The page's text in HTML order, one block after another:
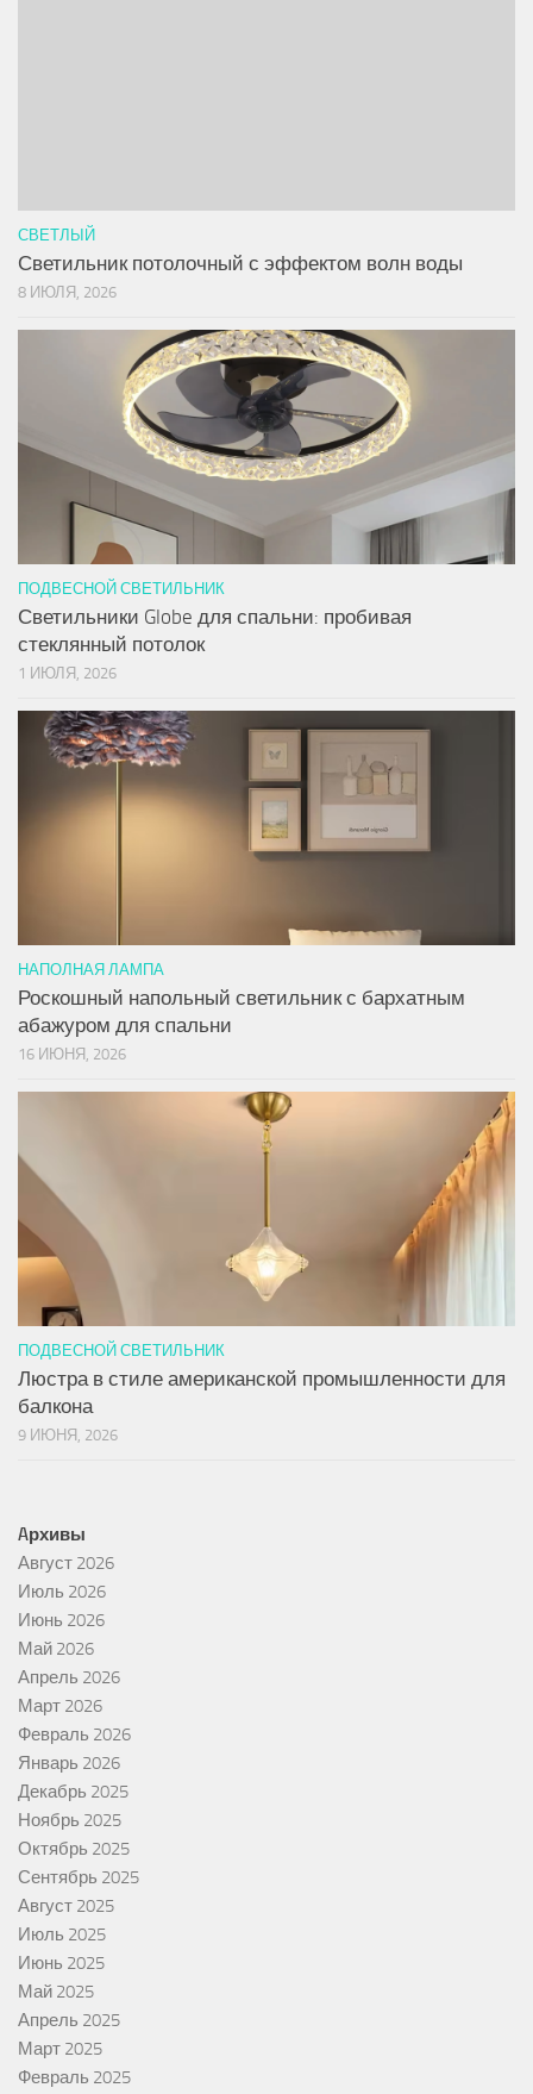
СВЕТЛЫЙ
Светильник потолочный с эффектом волн воды
8 ИЮЛЯ, 2026
ПОДВЕСНОЙ СВЕТИЛЬНИК
Светильники Globe для спальни: пробивая
стеклянный потолок
1 ИЮЛЯ, 2026
НАПОЛНАЯ ЛАМПА
Роскошный напольный светильник с бархатным
абажуром для спальни
16 ИЮНЯ, 2026
ПОДВЕСНОЙ СВЕТИЛЬНИК
Люстра в стиле американской промышленности для
балкона
9 ИЮНЯ, 2026
Aрхивы
Август 2026
Июль 2026
Июнь 2026
Май 2026
Апрель 2026
Март 2026
Февраль 2026
Январь 2026
Декабрь 2025
Ноябрь 2025
Октябрь 2025
Сентябрь 2025
Август 2025
Июль 2025
Июнь 2025
Май 2025
Апрель 2025
Март 2025
Февраль 2025